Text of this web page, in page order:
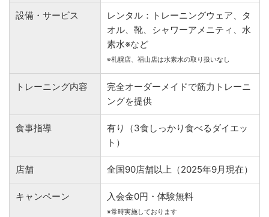
設備・サービス
レンタル：トレーニングウェア、タ
オル、靴、シャワーアメニティ、水
素水※など
※札幌店、福山店は水素水の取り扱いなし
トレーニング内容
完全オーダーメイドで筋力トレーニ
ングを提供
食事指導
有り（3食しっかり食べるダイエッ
ト）
店舗 全国90店舗以上（2025年9月現在）
キャンペーン 入会金0円・体験無料
※常時実施しております